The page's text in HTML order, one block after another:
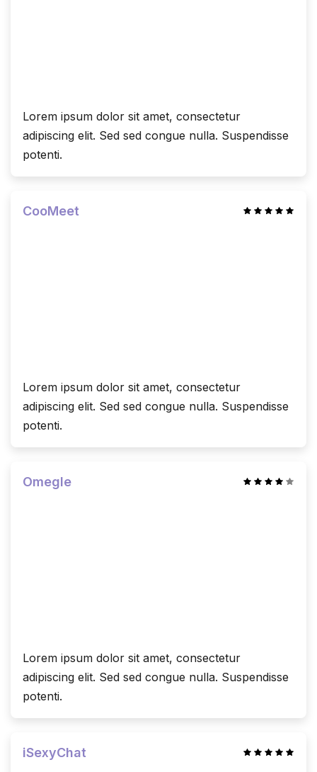
Lorem ipsum dolor sit amet, consectetur
adipiscing elit. Sed sed congue nulla. Suspendisse
potenti.
CooMeet
Lorem ipsum dolor sit amet, consectetur
adipiscing elit. Sed sed congue nulla. Suspendisse
potenti.
Omegle
Lorem ipsum dolor sit amet, consectetur
adipiscing elit. Sed sed congue nulla. Suspendisse
potenti.
iSexyChat